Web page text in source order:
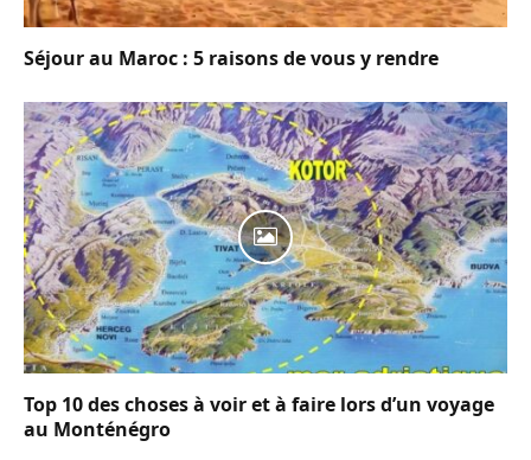
Séjour au Maroc : 5 raisons de vous y rendre
Top 10 des choses à voir et à faire lors d’un voyage
au Monténégro